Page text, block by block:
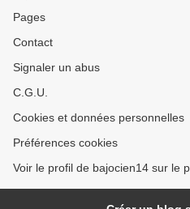
Pages
Contact
Signaler un abus
C.G.U.
Cookies et données personnelles
Préférences cookies
Voir le profil de bajocien14 sur le